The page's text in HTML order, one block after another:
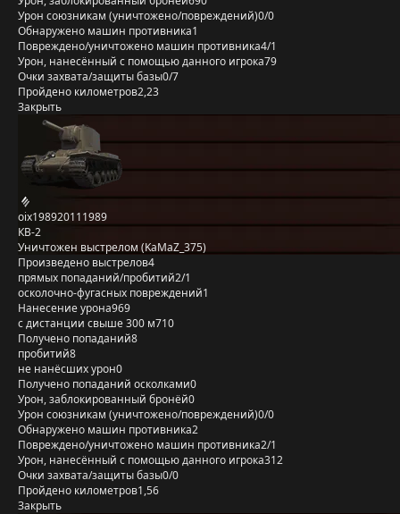
Урон союзникам (уничтожено/повреждений)0/0
Обнаружено машин противника1
Повреждено/уничтожено машин противника4/1
Урон, нанесённый с помощью данного игрока79
Очки захвата/защиты базы0/7
Пройдено километров2,23
Закрыть
oix198920111989
КВ-2
Уничтожен выстрелом (KaMaZ_375)
Произведено выстрелов4
прямых попаданий/пробитий2/1
осколочно-фугасных повреждений1
Нанесение урона969
с дистанции свыше 300 м710
Получено попаданий8
пробитий8
не нанёсших урон0
Получено попаданий осколками0
Урон, заблокированный бронёй0
Урон союзникам (уничтожено/повреждений)0/0
Обнаружено машин противника2
Повреждено/уничтожено машин противника2/1
Урон, нанесённый с помощью данного игрока312
Очки захвата/защиты базы0/0
Пройдено километров1,56
Закрыть